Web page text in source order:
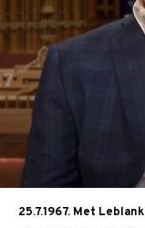
25.7.1967. Met Leblank